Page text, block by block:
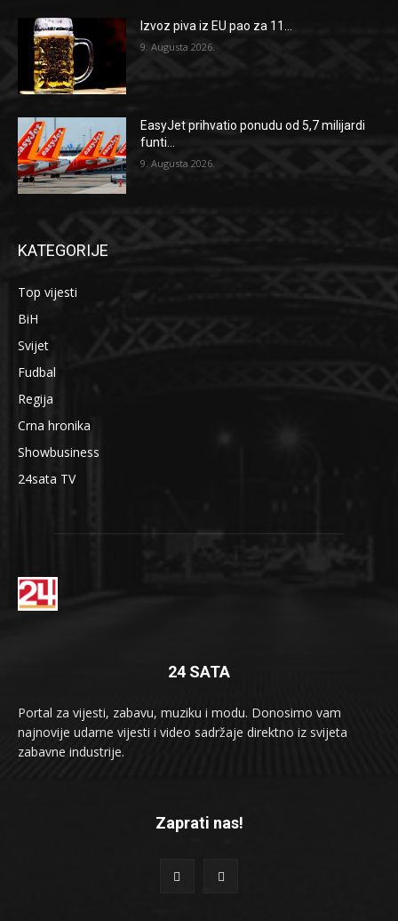
Izvoz piva iz EU pao za 11...
9. Augusta 2026.
EasyJet prihvatio ponudu od 5,7 milijardi
funti...
9. Augusta 2026.
KATEGORIJE
Top vijesti
BiH
Svijet
Fudbal
Regija
Crna hronika
Showbusiness
24sata TV
24 SATA
Portal za vijesti, zabavu, muziku i modu. Donosimo vam
najnovije udarne vijesti i video sadržaje direktno iz svijeta
zabavne industrije.
Zaprati nas!